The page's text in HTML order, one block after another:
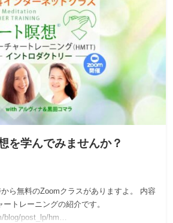
を学んでみませんか？
ら無料のZoomクラスがありますよ。 内容
トレーニングの紹介です。
blog/post_lp/hm…